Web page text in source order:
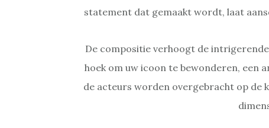
statement dat gemaakt wordt, laat
De compositie verhoogt de
hoek om uw icoon te bewonderen, een
de acteurs worden overgebracht op de